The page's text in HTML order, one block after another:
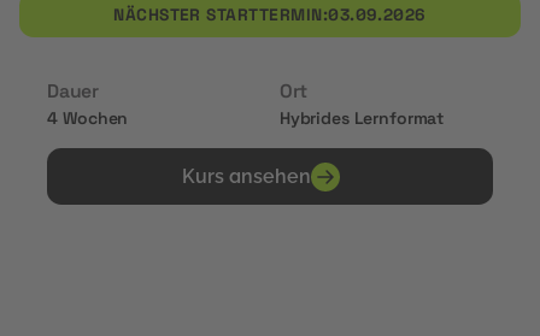
NÄCHSTER STARTTERMIN:03.09.2026
Dauer
4 Wochen
Ort
Hybrides Lernformat
Kurs ansehen